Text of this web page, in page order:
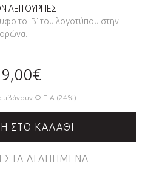
ΛΕΙΤΟΥΡΓΙΕΣ
το 'B' του λογοτύπου στην
Φ.Π.Α.(24%)
ΣΤΟ ΚΑΛΆΘΙ
ΣΤΑ ΑΓΑΠΗΜΈΝΑ